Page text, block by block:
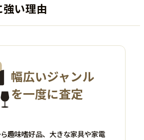
い理由
幅広いジャンル
を一度に査定
趣味嗜好品、大きな家具や家電